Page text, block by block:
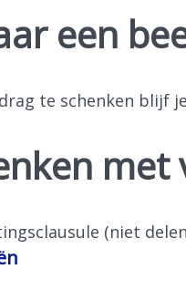
een
te schenken
(niet